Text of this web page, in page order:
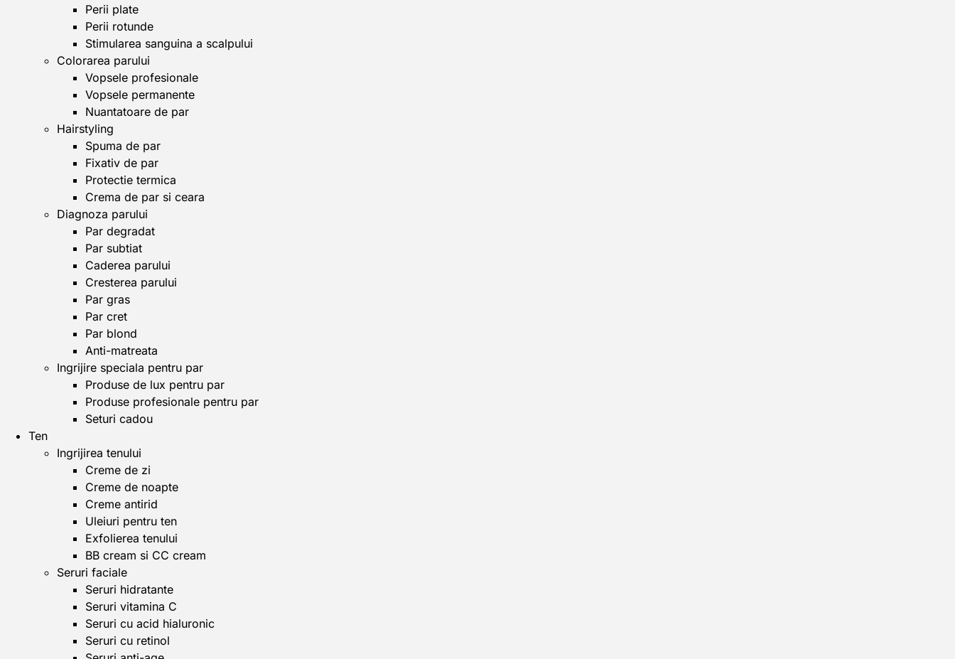
Perii plate
Perii rotunde
Stimularea sanguina a scalpului
Colorarea parului
Vopsele profesionale
Vopsele permanente
Nuantatoare de par
Hairstyling
Spuma de par
Fixativ de par
Protectie termica
Crema de par si ceara
Diagnoza parului
Par degradat
Par subtiat
Caderea parului
Cresterea parului
Par gras
Par cret
Par blond
Anti-matreata
Ingrijire speciala pentru par
Produse de lux pentru par
Produse profesionale pentru par
Seturi cadou
Ten
Ingrijirea tenului
Creme de zi
Creme de noapte
Creme antirid
Uleiuri pentru ten
Exfolierea tenului
BB cream si CC cream
Seruri faciale
Seruri hidratante
Seruri vitamina C
Seruri cu acid hialuronic
Seruri cu retinol